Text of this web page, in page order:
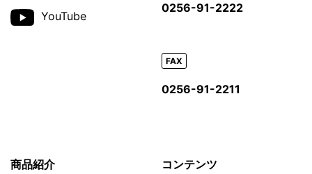
YouTube
0256-91-2222
FAX
0256-91-2211
商品紹介 コンテンツ